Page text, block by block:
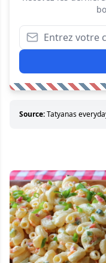
Source:Tatyanas